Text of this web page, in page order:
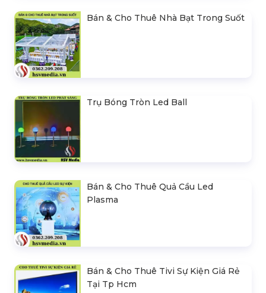
Bán & Cho Thuê Nhà Bạt Trong Suốt
Trụ Bóng Tròn Led Ball
Bán & Cho Thuê Quả Cầu Led
Plasma
Bán & Cho Thuê Tivi Sự Kiện Giá Rẻ
Tại Tp Hcm